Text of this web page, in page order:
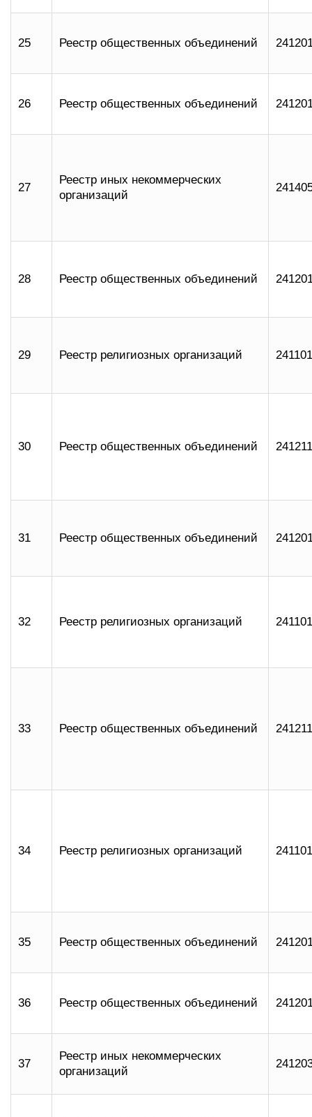
25 Реестр общественных объединений
26 Реестр общественных объединений
27
Реестр иных некоммерческих
организаций
28 Реестр общественных объединений
29 Реестр религиозных организаций
30 Реестр общественных объединений
31 Реестр общественных объединений
32 Реестр религиозных организаций
33 Реестр общественных объединений
34 Реестр религиозных организаций
35 Реестр общественных объединений
36 Реестр общественных объединений
37
Реестр иных некоммерческих
организаций